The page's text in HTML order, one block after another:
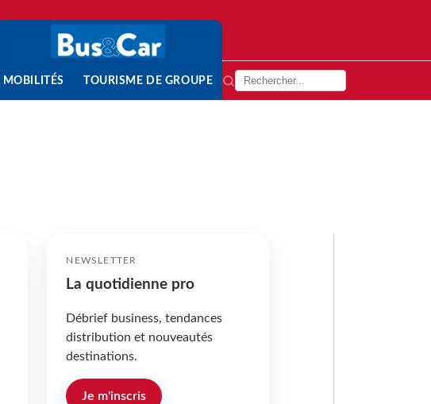
MOBILITÉS TOURISME DE GROUPE
NEWSLETTER
La quotidienne pro
Débrief business, tendances
distribution et nouveautés
destinations.
Je m'inscris